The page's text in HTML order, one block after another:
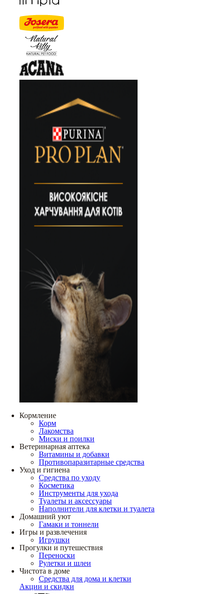
Кормление
Корм
Лакомства
Миски и поилки
Ветеринарная аптека
Витамины и добавки
Противопаразитарные средства
Уход и гигиена
Средства по уходу
Косметика
Инструменты для ухода
Туалеты и аксессуары
Наполнители для клетки и туалета
Домашний уют
Гамаки и тоннели
Игры и развлечения
Игрушки
Прогулки и путешествия
Переноски
Рулетки и шлеи
Чистота в доме
Средства для дома и клетки
Акции и скидки